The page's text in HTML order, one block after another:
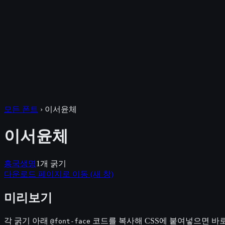
모든 폰트 › 이서윤체
이서윤체
흥국생명1 개 굵기
다운로드 페이지로 이동 (새 창)
미리보기
각 굵기 아래 @font-face 코드를 복사해 CSS에 붙여넣으면 바